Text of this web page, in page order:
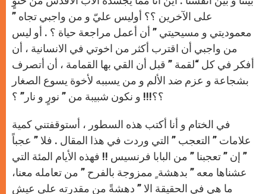
على الآخرين ؟؟ أوليس عليّ و من واجبي تجاه ”
معموديتي و مسيحيتي ” أن أعمل مراجعة حياة ؟ . أو ليس
من واجبي أن اقترب أكثر من اخوتي في الانسانية ، أن
أفكر في كل “لقمة ” قبل أن القي بها القمامة ، أن أتصرف
بشجاعة و عزم ضد الألم و من يسببه لأخوة يسوع الصغار
في الختام و أنا أكتب هذه السطور ، أستوقفتني كمية
علامات ” التعجب ” التي وردت في هذا المقال . فلا ” عجباً
” إن ” تعجبنا ” من البابا فرنسيس !! فهذه الأيام المئة التي
عشناها معه ” بدهشة ٍ ممزوجة بالفرح ” من تعامله معنا،
ما هي في الحقيقة الا ” دهشةً من مقدرته على عيش